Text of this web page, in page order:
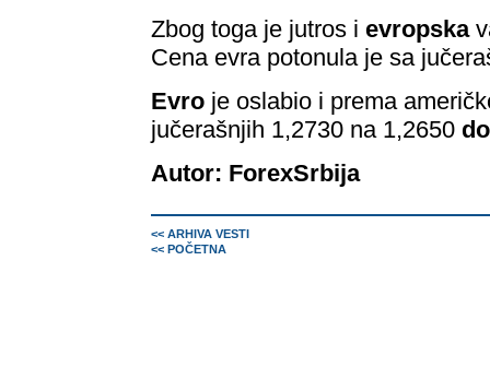
Zbog toga je jutros i evropska
Cena evra potonula je sa
Evro je oslabio i prema
jučerašnjih 1,2730 na 1,2650
Autor: ForexSrbija
<< ARHIVA VESTI
<< POČETNA